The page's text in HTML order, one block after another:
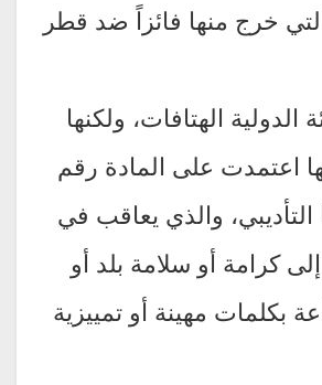
خرج منها فائزاً ضد قطر
الدولية الهتافات، ولكنها
اعتمدت على المادة رقم
التأديبي، والذي يعاقب في
كرامة أو سلامة بلد أو
مهينة أو تمييزية